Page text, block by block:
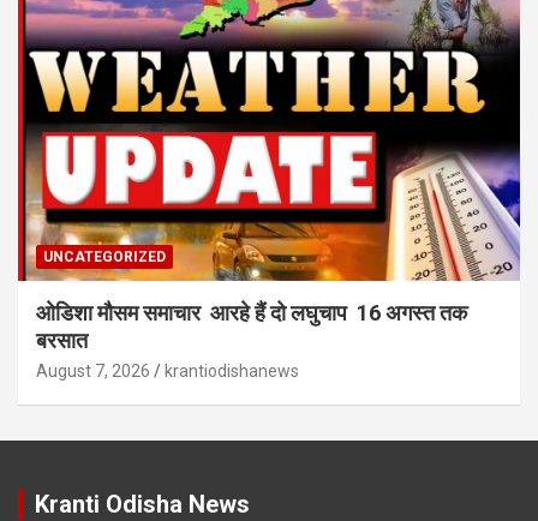
UNCATEGORIZED
ओडिशा मौसम समाचार आरहे हैं दो लघुचाप 16 अगस्त तक
बरसात
August 7, 2026 krantiodishanews
Kranti Odisha News